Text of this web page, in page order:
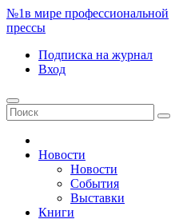
№1в мире профессиональной
прессы
Подписка на журнал
Вход
Новости
Новости
События
Выставки
Книги